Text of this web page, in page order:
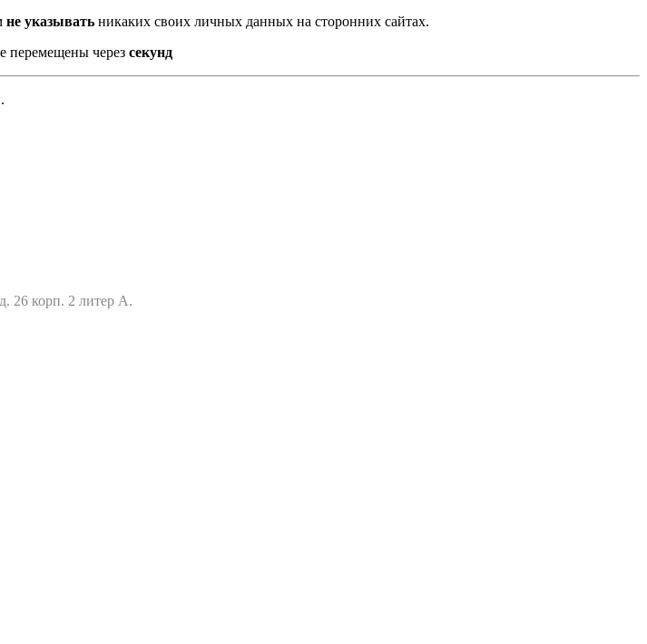
не указывать никаких своих личных данных на сторонних сайтах.
перемещены через секунд
26 корп. 2 литер А.